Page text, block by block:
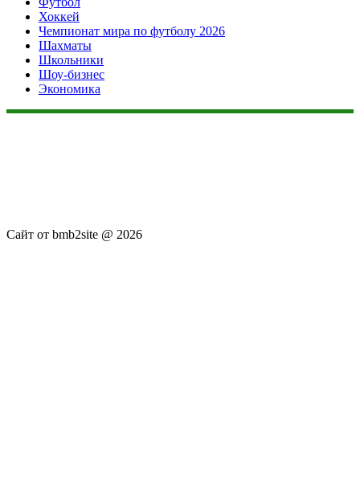
Хоккей
Чемпионат мира по футболу 2026
Шахматы
Школьники
Шоу-бизнес
Экономика
Сайт от bmb2site @ 2026